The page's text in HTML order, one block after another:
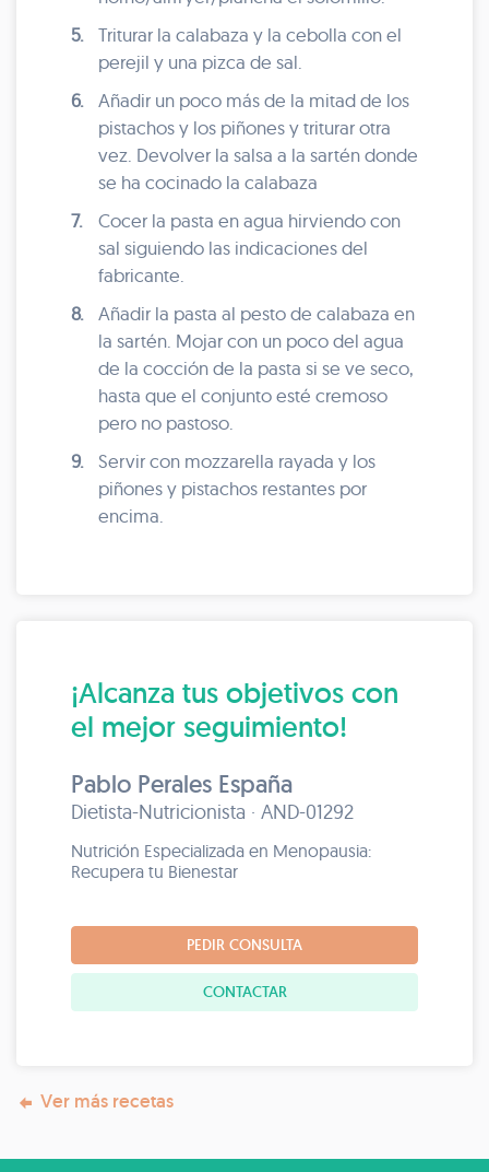
5.
Triturar la calabaza y la cebolla con el
perejil y una pizca de sal.
6.
Añadir un poco más de la mitad de los
pistachos y los piñones y triturar otra
vez. Devolver la salsa a la sartén donde
se ha cocinado la calabaza
7.
Cocer la pasta en agua hirviendo con
sal siguiendo las indicaciones del
fabricante.
8.
Añadir la pasta al pesto de calabaza en
la sartén. Mojar con un poco del agua
de la cocción de la pasta si se ve seco,
hasta que el conjunto esté cremoso
pero no pastoso.
9.
Servir con mozzarella rayada y los
piñones y pistachos restantes por
encima.
¡Alcanza tus objetivos con
el mejor seguimiento!
Pablo Perales España
Dietista-Nutricionista · AND-01292
Nutrición Especializada en Menopausia:
Recupera tu Bienestar
PEDIR CONSULTA
CONTACTAR
Ver más recetas